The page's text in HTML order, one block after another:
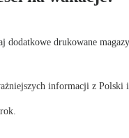
dodatkowe drukowane
informacji z Polski